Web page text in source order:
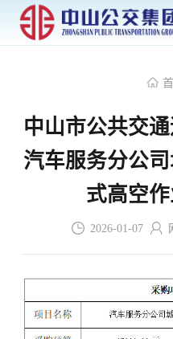
中山市公共交
汽车服务分公
式高空
2026-01-07